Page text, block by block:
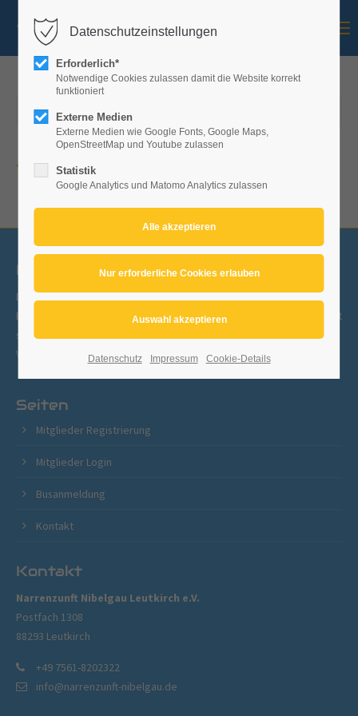
Mitglieder-Login
Benutzername
Passwort
27.11.2025 12:34
Zurück
Narrenzunft Nibelgau Leutkirch e.V.
Die Narrenzunft Nibelgau ist ein eingetragener Verein zur Pflege des
Brauchtums. Die wichtigsten Bestandteile unserer Leutkircher Fasnet
sind unsere Straßen- und Ballfasnet und weitere traditionsreiche
Veranstaltungen für alle Fasnetsfreunde.
Seiten
Mitglieder Registrierung
Mitglieder Login
Busanmeldung
Kontakt
Kontakt
Narrenzunft Nibelgau Leutkirch e.V.
Postfach 1308
88293 Leutkirch
+49 7561-8202322
info@narrenzunft-nibelgau.de
Datenschutzeinstellungen
Erforderlich*
Notwendige Cookies zulassen damit die Website korrekt
funktioniert
Externe Medien
Externe Medien wie Google Fonts, Google Maps,
OpenStreetMap und Youtube zulassen
Statistik
Google Analytics und Matomo Analytics zulassen
Datenschutz Impressum Cookie-Details